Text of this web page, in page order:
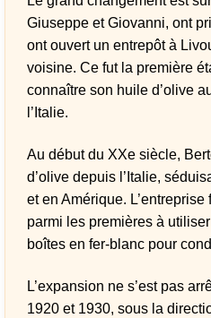
Giuseppe et Giovanni, ont
ont ouvert un entrepôt à
voisine. Ce fut la première
connaître son huile d’olive
l’Italie.
Au début du XXe siècle,
d’olive depuis l’Italie,
et en Amérique.
parmi les premières à
boîtes en fer-blanc pour
L’expansion ne s’est pas
1920 et 1930, sous la